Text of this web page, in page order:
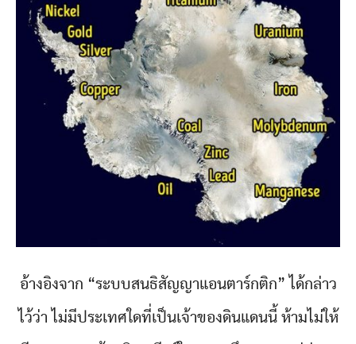
อ้างอิงจาก “ระบบสนธิสัญญาแอนตาร์กติก” ได้กล่าว
ไว้ว่า ไม่มีประเทศใดที่เป็นเจ้าของดินแดนนี้ ห้ามไม่ให้